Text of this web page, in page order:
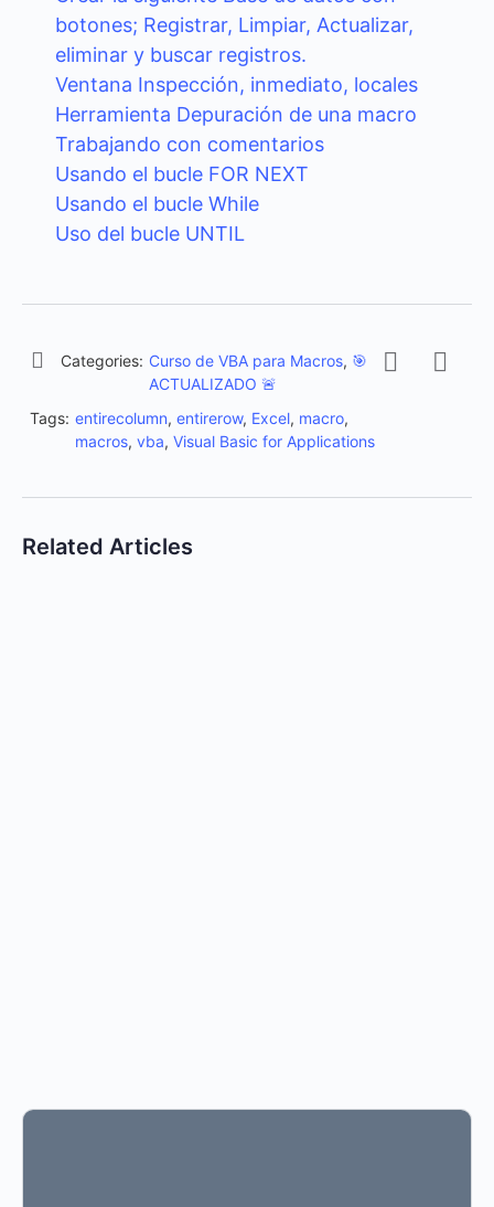
botones; Registrar, Limpiar, Actualizar,
eliminar y buscar registros.
Ventana Inspección, inmediato, locales
Herramienta Depuración de una macro
Trabajando con comentarios
Usando el bucle FOR NEXT
Usando el bucle While
Uso del bucle UNTIL
Categories: Curso de VBA para Macros, 🎯
ACTUALIZADO 🚨
Tags: entirecolumn, entirerow, Excel, macro,
macros, vba, Visual Basic for Applications
Related Articles